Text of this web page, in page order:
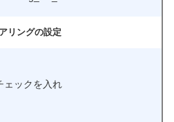
リングの設定
ェックを入れ